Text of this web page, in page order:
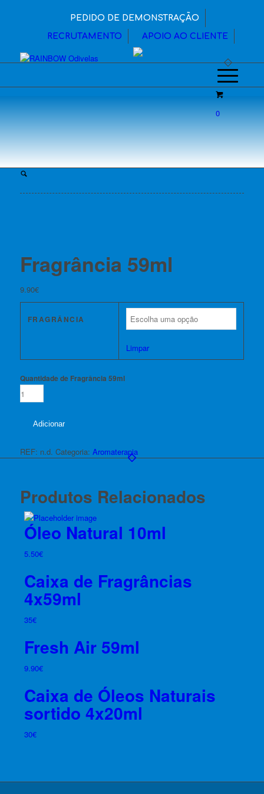
PEDIDO DE DEMONSTRAÇÃO
RECRUTAMENTO APOIO AO CLIENTE
0
Fragrância 59ml
9.90€
FRAGRÂNCIA
Limpar
Quantidade de Fragrância 59ml
Adicionar
REF: n.d. Categoria: Aromaterapia
Produtos Relacionados
Óleo Natural 10ml
5.50€
Caixa de Fragrâncias
4x59ml
35€
Fresh Air 59ml
9.90€
Caixa de Óleos Naturais
sortido 4x20ml
30€